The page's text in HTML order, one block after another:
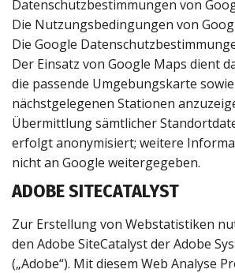
Datenschutzbestimmungen von
Die Nutzungsbedingungen von
Die Google
Der Einsatz von Google Maps dient
die passende Umgebungskarte
nächstgelegenen Stationen
Übermittlung sämtlicher
erfolgt anonymisiert; weitere
nicht an Google weitergegeben.
ADOBE SITECATALYST
Zur Erstellung von Webstatistiken
den Adobe SiteCatalyst der Adobe
(„Adobe“). Mit diesem Web Analyse